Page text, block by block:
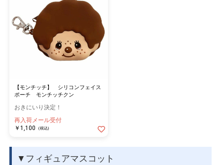
【モンチッチ】 シリコンフェイス
ポーチ モンチッチクン
おきにいり決定！
再入荷メール受付
￥1,100
(税込)
▼フィギュアマスコット